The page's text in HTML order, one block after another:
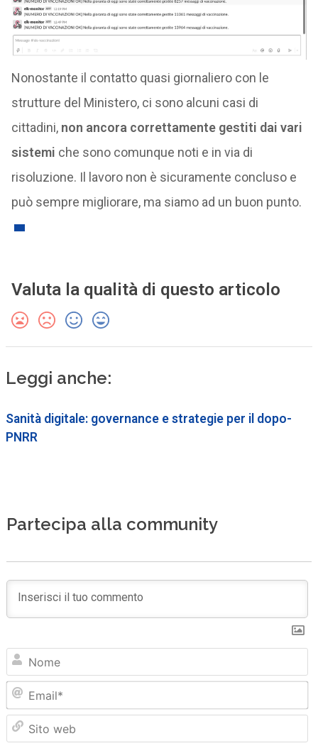
Nonostante il contatto quasi giornaliero con le
strutture del Ministero, ci sono alcuni casi di
cittadini, non ancora correttamente gestiti dai vari
sistemi che sono comunque noti e in via di
risoluzione. Il lavoro non è sicuramente concluso e
può sempre migliorare, ma siamo ad un buon punto.
Valuta la qualità di questo articolo
Leggi anche:
Sanità digitale: governance e strategie per il dopo-
PNRR
Partecipa alla community